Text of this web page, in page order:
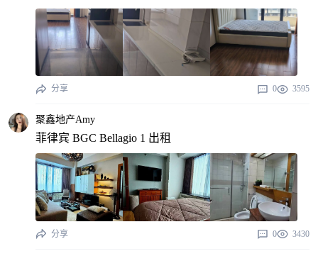
分享 0 3595
聚鑫地产Amy
菲律宾 BGC Bellagio 1 出租
分享 0 3430